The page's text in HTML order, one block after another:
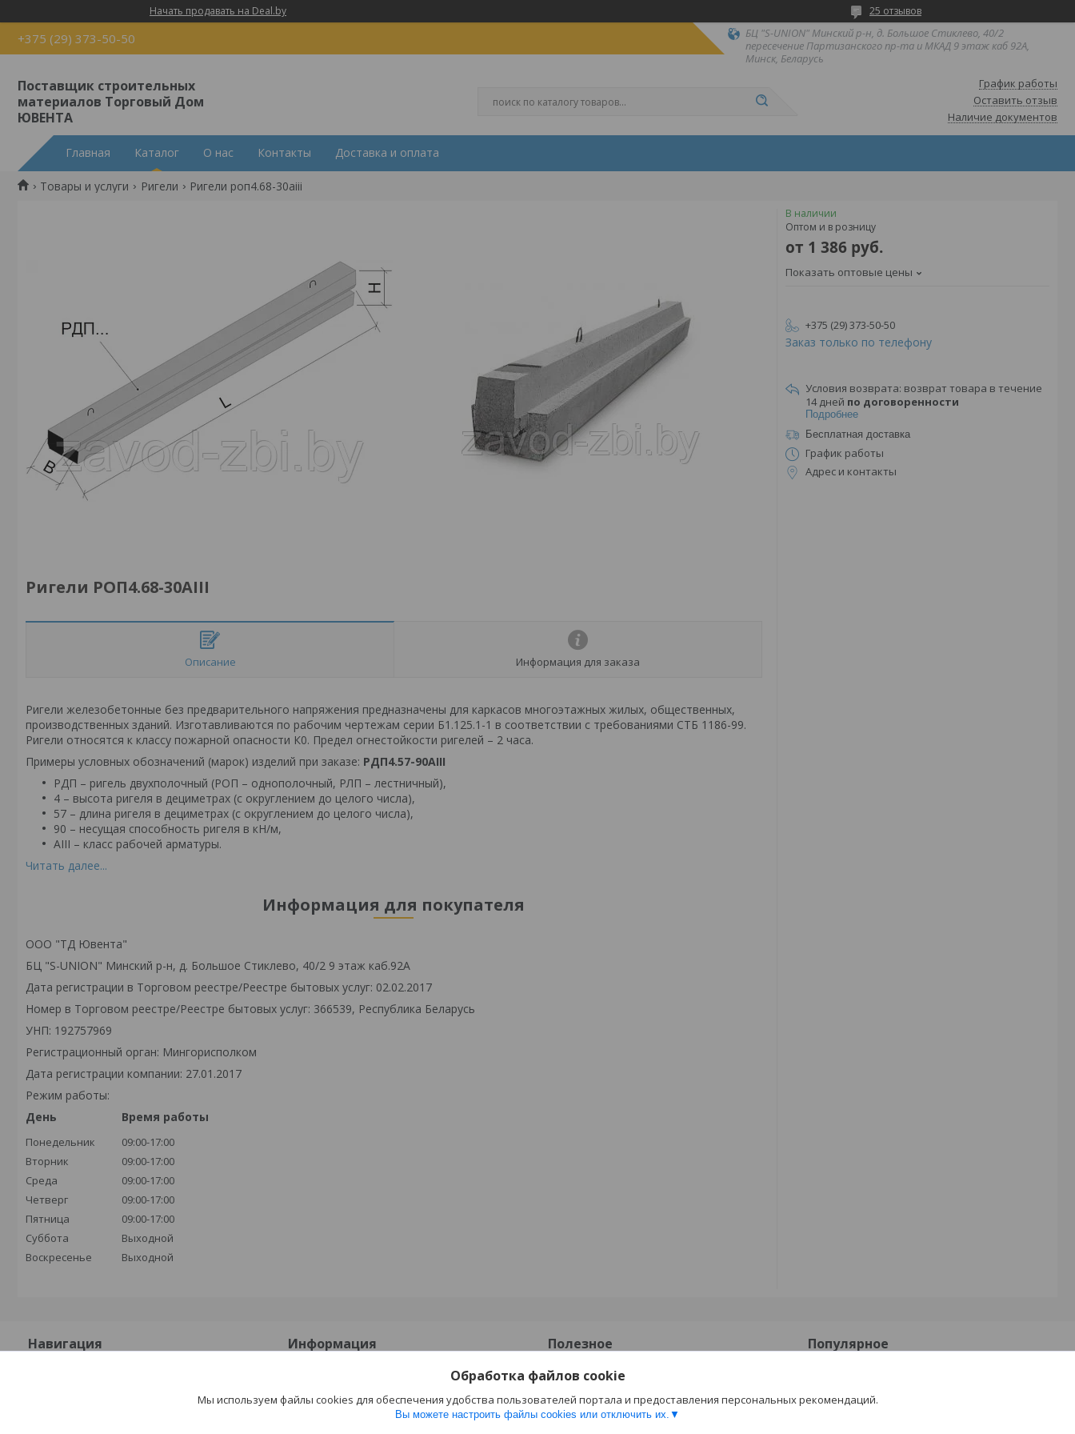
Начать продавать на Deal.by 25 отзывов
+375 (29) 373-50-50
БЦ "S-UNION" Минский р-н, д. Большое Стиклево, 40/2
пересечение Партизанского пр-та и МКАД 9 этаж каб 92А,
Минск, Беларусь
Поставщик строительных
материалов Торговый Дом
ЮВЕНТА
График работы
Оставить отзыв
Наличие документов
Главная Каталог О нас Контакты Доставка и оплата
Товары и услуги Ригели Ригели роп4.68-30аiii
Ригели РОП4.68-30АIII
Описание Информация для заказа
Ригели железобетонные без предварительного напряжения предназначены для каркасов многоэтажных жилых, общественных,
производственных зданий. Изготавливаются по рабочим чертежам серии Б1.125.1-1 в соответствии с требованиями СТБ 1186-99.
Ригели относятся к классу пожарной опасности К0. Предел огнестойкости ригелей – 2 часа.
Примеры условных обозначений (марок) изделий при заказе: РДП4.57-90АIII
РДП – ригель двухполочный (РОП – однополочный, РЛП – лестничный),
4 – высота ригеля в дециметрах (с округлением до целого числа),
57 – длина ригеля в дециметрах (с округлением до целого числа),
90 – несущая способность ригеля в кН/м,
АIII – класс рабочей арматуры.
Читать далее...
Информация для покупателя
ООО "ТД Ювента"
БЦ "S-UNION" Минский р-н, д. Большое Стиклево, 40/2 9 этаж каб.92А
Дата регистрации в Торговом реестре/Реестре бытовых услуг: 02.02.2017
Номер в Торговом реестре/Реестре бытовых услуг: 366539, Республика Беларусь
УНП: 192757969
Регистрационный орган: Мингорисполком
Дата регистрации компании: 27.01.2017
Режим работы:
День
Время работы
Понедельник
09:00-17:00
Вторник
09:00-17:00
Среда
09:00-17:00
Четверг
09:00-17:00
Пятница
09:00-17:00
Суббота
Выходной
Воскресенье
Выходной
В наличии
Оптом и в розницу
от 1 386 руб.
Показать оптовые цены
+375 (29) 373-50-50
Заказ только по телефону
возврат товара в течение
14 дней по договоренности
Подробнее
Бесплатная доставка
График работы
Адрес и контакты
Навигация Информация
Доставка и оплата
Полезное
Каталог
Отзывы
Популярное
Силикатные кирпичи
Обработка файлов cookie
Мы используем файлы cookies для обеспечения удобства пользователей портала и предоставления персональных рекомендаций.
Вы можете настроить файлы cookies или отключить их.